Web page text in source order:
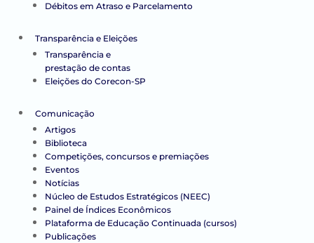
Débitos em Atraso e Parcelamento
Transparência e Eleições
Transparência e
prestação de contas
Eleições do Corecon-SP
Comunicação
Artigos
Biblioteca
Competições, concursos e premiações
Eventos
Notícias
Núcleo de Estudos Estratégicos (NEEC)
Painel de Índices Econômicos
Plataforma de Educação Continuada (cursos)
Publicações